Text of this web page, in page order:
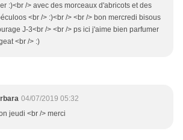
:)<br /> avec des morceaux d'abricots et des
<br /> :)<br /> <br /> bon mercredi bisous
J-3<br /> <br /> ps ici j'aime bien parfumer
<br /> :)
04/07/2019 05:32
jeudi <br /> merci